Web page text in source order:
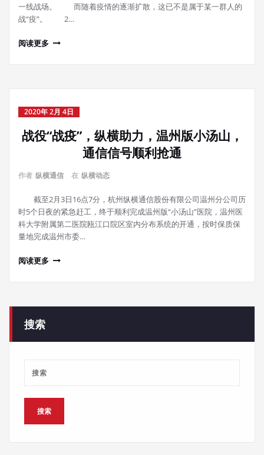
一线战场。 而随着疫情的逐渐扩散，这已不是属于某一群人的
战“疫”。 2…
阅读更多
2020年 2月 4日
战役“战疫”，纵横助力，温州版小汤山，
通信信号顺利抢通
作者 纵横通信 在 纵横动态
截至2月3日16点7分，杭州纵横通信股份有限公司温州分公司历
时5个日夜的紧急赶工，终于顺利完成温州版“小汤山”医院，温州医
科大学附属第二医院瓯江口院区室内分布系统的开通，按时保质保
量地完成温州市委…
阅读更多
搜索